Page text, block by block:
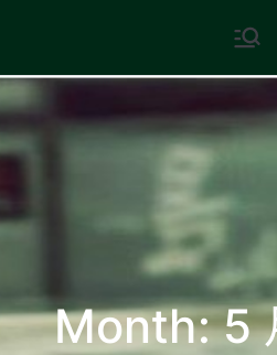
content
地
Month:5